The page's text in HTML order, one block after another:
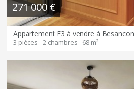
271 000 €
Appartement F3 à vendre à Besancon
3 pièces - 2 chambres - 68 m²